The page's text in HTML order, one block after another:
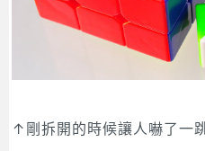
↑剛拆開的時候讓人嚇了一